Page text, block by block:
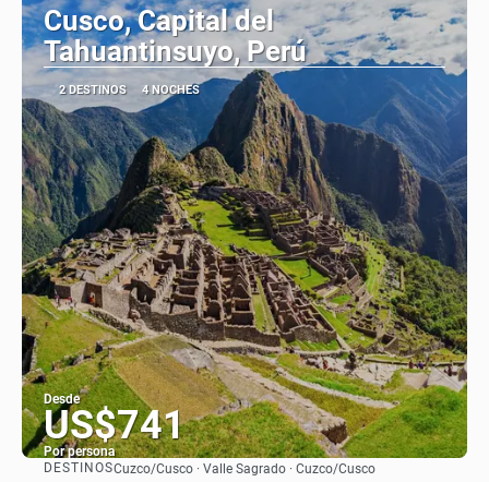
Cusco, Capital del
Tahuantinsuyo, Perú
2 DESTINOS 4 NOCHES
Desde
US$741
Por persona
DESTINOSCuzco/Cusco · Valle Sagrado · Cuzco/Cusco